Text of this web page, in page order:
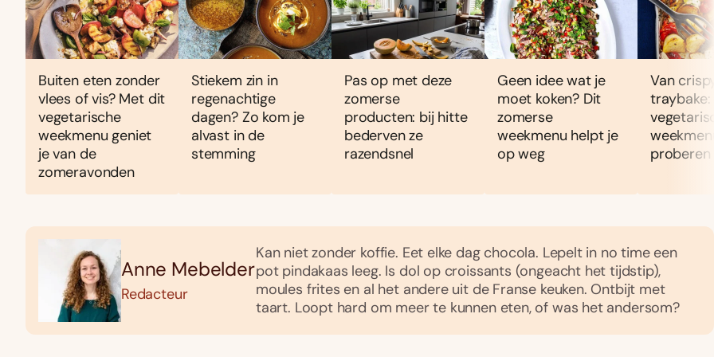
Buiten eten zonder
vlees of vis? Met dit
vegetarische
weekmenu geniet
je van de
zomeravonden
Stiekem zin in
regenachtige
dagen? Zo kom je
alvast in de
stemming
Pas op met deze
zomerse
producten: bij hitte
bederven ze
razendsnel
Geen idee wat je
moet koken? Dit
zomerse
weekmenu helpt je
op weg
Van
traybake:
proberen
Anne Mebelder
Redacteur
Kan niet zonder koffie. Eet elke dag chocola. Lepelt in no time een
pot pindakaas leeg. Is dol op croissants (ongeacht het tijdstip),
moules frites en al het andere uit de Franse keuken. Ontbijt met
taart. Loopt hard om meer te kunnen eten, of was het andersom?